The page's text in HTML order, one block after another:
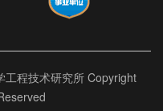
工程技术研究所 Copyright